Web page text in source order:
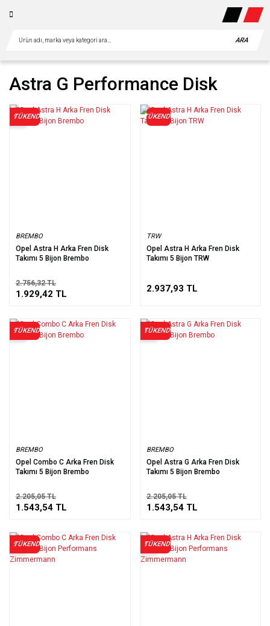
ARA
Astra G Performance Disk
TÜKENDİ
BREMBO
Opel Astra H Arka Fren Disk
Takımı 5 Bijon Brembo
%30
2.756,32 TL
1.929,42 TL
TÜKENDİ
TRW
Opel Astra H Arka Fren Disk
Takımı 5 Bijon TRW
2.937,93 TL
TÜKENDİ
BREMBO
Opel Combo C Arka Fren Disk
Takımı 5 Bijon Brembo
%30
2.205,05 TL
1.543,54 TL
TÜKENDİ
BREMBO
Opel Astra G Arka Fren Disk
Takımı 5 Bijon Brembo
%30
2.205,05 TL
1.543,54 TL
TÜKENDİ
%30 TÜKENDİ
%30